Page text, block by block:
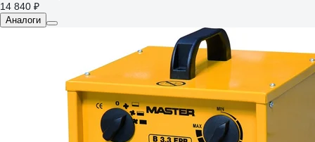
14 840 ₽
Аналоги